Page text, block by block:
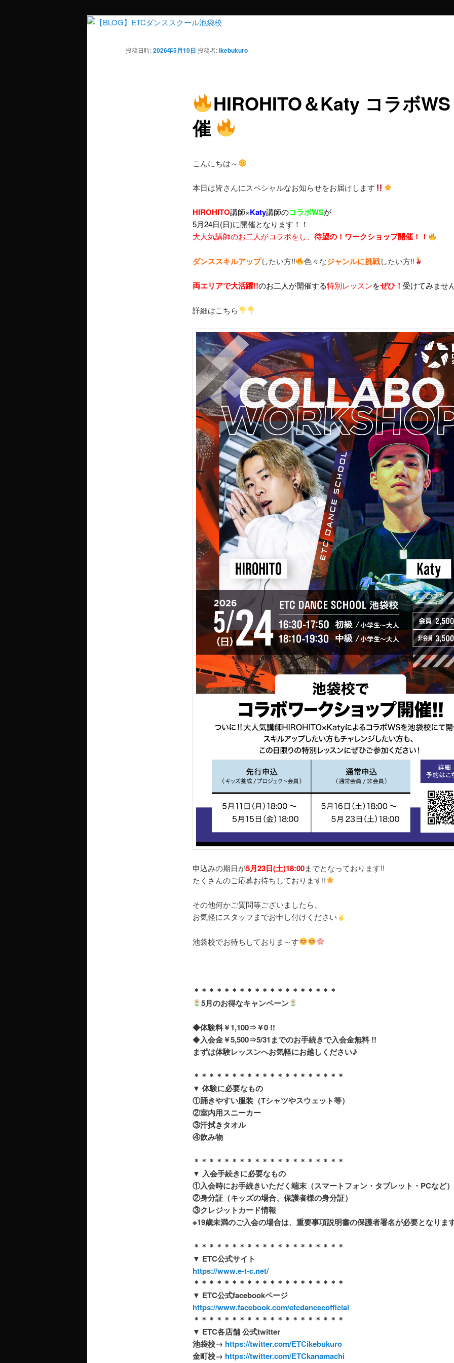
HIROHITO＆Katy コラボ
催
投稿日時:2026年5月10日 投稿者:ikebukuro
こんにちは～
本日は皆さんにスペシャルなお知らせをお届けします
HIROHITO講師×Katy講師のコラボWSが
5月24日(日)に開催となります！！
大人気講師のお二人がコラボをし、 待望の！ ワークショップ開催！！
ダンススキルアップしたい方!! 色々なジャンルに挑戦したい方!!
両エリアで大活躍!!のお二人が開催する特別レッスンをぜひ！ 受けてみませ
詳細はこちら
申込みの期日が5月23日(土)18:00までとなっております!!
たくさんのご応募お待ちしております!!
その他何かご質問等ございましたら、
お気軽にスタッフまでお申し付けください
池袋校でお待ちしておりま～す
＊＊＊＊＊＊＊＊＊＊＊＊＊＊＊＊＊＊＊
5月のお得なキャンペーン
◆体験料￥1,100⇒￥0 !!
◆入会金￥5,500⇒5/31までのお手続きで入会金無料 !!
まずは体験レッスンへお気軽にお越しください♪
＊＊＊＊＊＊＊＊＊＊＊＊＊＊＊＊＊＊＊＊
▼ 体験に必要なもの
①踊きやすい服装（Tシャツやスウェット等）
②室内用スニーカー
③汗拭きタオル
④飲み物
＊＊＊＊＊＊＊＊＊＊＊＊＊＊＊＊＊＊＊＊
▼ 入会手続きに必要なもの
①入会時にお手続きいただく端末（スマートフォン・タブレット・PCなど）
②身分証（キッズの場合、保護者様の身分証）
③クレジットカード情報
※19歳未満のご入会の場合は、重要事項説明書の保護者署名が必要となりま
＊＊＊＊＊＊＊＊＊＊＊＊＊＊＊＊＊＊＊＊
▼ ETC公式サイト
https://www.e-t-c.net/
＊＊＊＊＊＊＊＊＊＊＊＊＊＊＊＊＊＊＊＊
▼ ETC公式facebookページ
https://www.facebook.com/etcdancecofficial
＊＊＊＊＊＊＊＊＊＊＊＊＊＊＊＊＊＊＊＊
▼ ETC各店舗 公式twitter
池袋校→ https://twitter.com/ETCikebukuro
金町校→ https://twitter.com/ETCkanamachi